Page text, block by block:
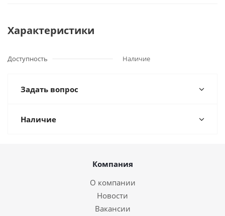
Характеристики
Доступность Наличие
Задать вопрос
Наличие
Компания
О компании
Новости
Вакансии